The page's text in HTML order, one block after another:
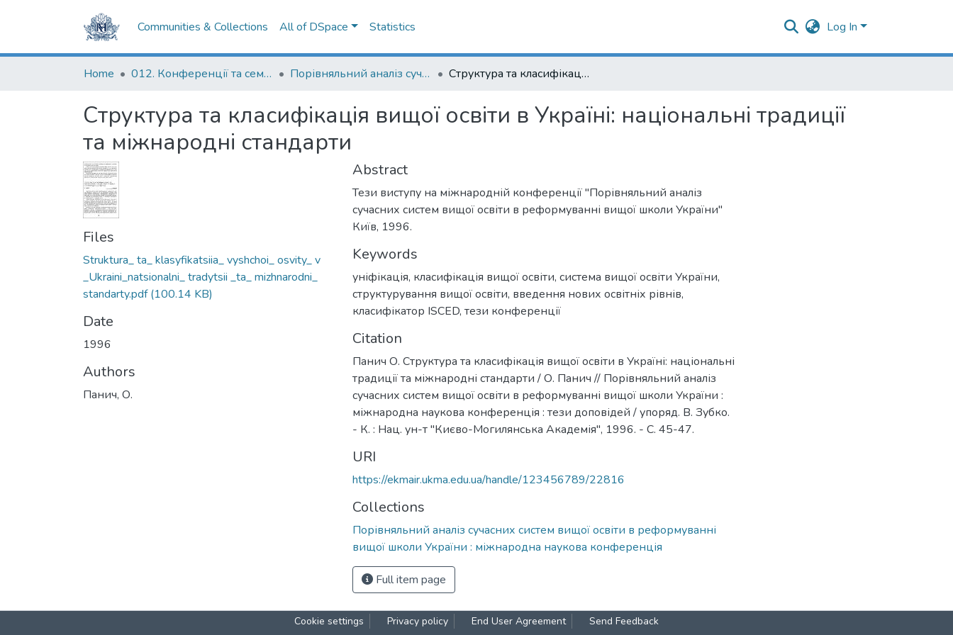
Communities & Collections All of DSpace Statistics Log In
Home 012. Конференції та семінари НаУКМА Порівняльний аналіз сучасних систем вищої освіти в реформуванні вищої школи України : міжнародна наукова конференція Структура та класифікація вищої освіти в Україні: національні традиції та міжнародні стандарти
Структура та класифікація вищої освіти в Україні: національні традиції
та міжнародні стандарти
Files
Struktura_ ta_ klasyfikatsiia_ vyshchoi_ osvity_ v
_Ukraini_natsionalni_ tradytsii _ta_ mizhnarodni_
standarty.pdf(100.14 KB)
Date
1996
Authors
Панич, О.
Abstract
Тези виступу на міжнародній конференції "Порівняльний аналіз
сучасних систем вищої освіти в реформуванні вищої школи України"
Київ, 1996.
Keywords
уніфікація, класифікація вищої освіти, система вищої освіти України,
структурування вищої освіти, введення нових освітніх рівнів,
класифікатор ISCED, тези конференції
Citation
Панич О. Структура та класифікація вищої освіти в Україні: національні
традиції та міжнародні стандарти / О. Панич // Порівняльний аналіз
сучасних систем вищої освіти в реформуванні вищої школи України :
міжнародна наукова конференція : тези доповідей / упоряд. В. Зубко.
- К. : Нац. ун-т "Києво-Могилянська Академія", 1996. - С. 45-47.
URI
https://ekmair.ukma.edu.ua/handle/123456789/22816
Collections
Порівняльний аналіз сучасних систем вищої освіти в реформуванні
вищої школи України : міжнародна наукова конференція
Full item page
Cookie settings Privacy policy End User Agreement Send Feedback